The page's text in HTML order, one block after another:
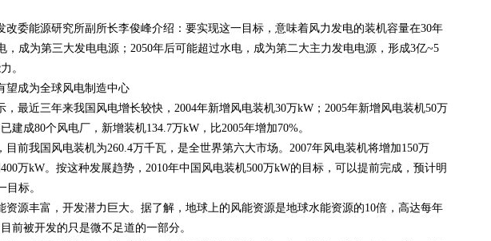
委能源研究所副所长李俊峰介绍：要实现这一目标，意味着风力发电的装机容量在30年
，成为第三大发电电源；2050年后可能超过水电，成为第二大主力发电电源，形成3亿~5
。
成为全球风电制造中心
最近三年来我国风电增长较快，2004年新增风电装机30万kW；2005年新增风电装机50万
建成80个风电厂，新增装机134.7万kW，比2005年增加70%。
前我国风电装机为260.4万千瓦，是全世界第六大市场。2007年风电装机将增加150万
万kW。按这种发展趋势，2010年中国风电装机500万kW的目标，可以提前完成，预计明
目标。
源丰富，开发潜力巨大。据了解，地球上的风能资源是地球水能资源的10倍，高达每年
前被开发的只是微不足道的一部分。